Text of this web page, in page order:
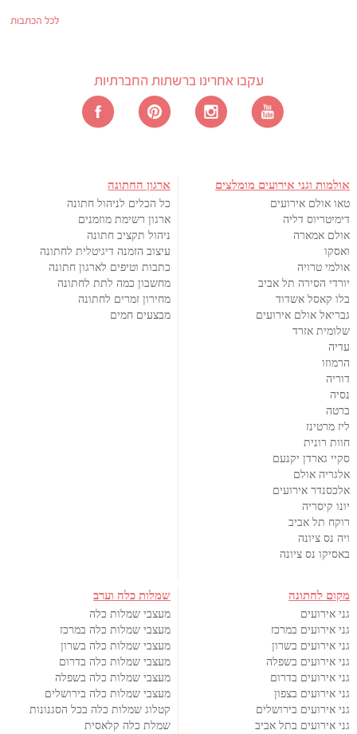
לכל הכתבות
עקבו אחרינו ברשתות החברתיות
אולמות וגני אירועים מומלצים
טאו אולם אירועים
דימיטריוס דליה
אולם אמארה
ואסקו
אולמי טרויה
יורדי הסירה תל אביב
בלו קאסל אשדוד
גבריאל אולם אירועים
שלומית אזרד
עדיה
הרמוזו
דוריה
נסיה
ברטה
ליז מרטינז
חוות רונית
סקיי גארדן יקנעם
אלגריה אולם
אלכסנדר אירועים
יונו קיסריה
רוקח תל אביב
ויה נס ציונה
באסיקו נס ציונה
ארגון החתונה
כל הכלים לניהול חתונה
ארגון רשימת מוזמנים
ניהול תקציב חתונה
עיצוב הזמנה דיגיטלית לחתונה
כתבות וטיפים לארגון חתונה
מחשבון כמה לתת לחתונה
מחירון זמרים לחתונה
מבצעים חמים
מקום לחתונה
גני אירועים
גני אירועים במרכז
גני אירועים בשרון
גני אירועים בשפלה
גני אירועים בדרום
גני אירועים בצפון
גני אירועים בירושלים
גני אירועים בתל אביב
שמלות כלה וערב
מעצבי שמלות כלה
מעצבי שמלות כלה במרכז
מעצבי שמלות כלה בשרון
מעצבי שמלות כלה בדרום
מעצבי שמלות כלה בשפלה
מעצבי שמלות כלה בירושלים
קטלוג שמלות כלה בכל הסגנונות
שמלת כלה קלאסית